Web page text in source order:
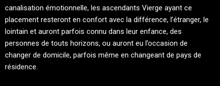
canalisation émotionnelle, les ascendants Vierge ayant ce
placement resteront en confort avec la différence, l’étranger, le
lointain et auront parfois connu dans leur enfance, des
personnes de touts horizons, ou auront eu l’occasion de
changer de domicile, parfois même en changeant de pays de
résidence.